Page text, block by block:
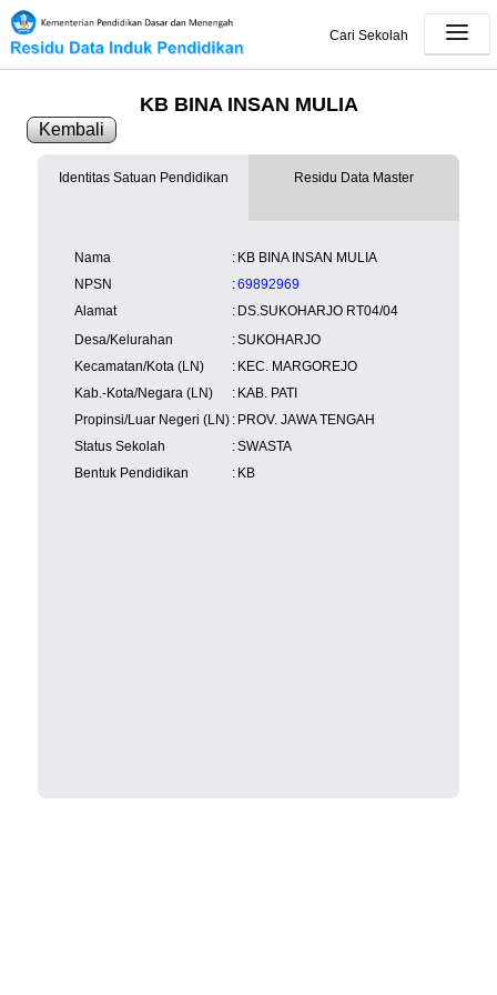
Cari Sekolah
KB BINA INSAN MULIA
Kembali
Identitas Satuan Pendidikan
Nama : KB BINA INSAN MULIA
NPSN
:69892969
Alamat
: DS.SUKOHARJO RT04/04
Desa/Kelurahan
:SUKOHARJO
Kecamatan/Kota (LN)
: KEC. MARGOREJO
Kab.-Kota/Negara (LN)
: KAB. PATI
Propinsi/Luar Negeri (LN) : PROV. JAWA TENGAH
Status Sekolah
:SWASTA
Bentuk Pendidikan
: KB
Residu Data Master